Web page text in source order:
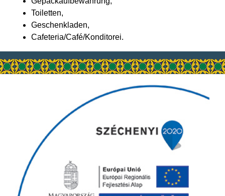
Toiletten,
Geschenkladen,
Cafeteria/Café/Konditorei.